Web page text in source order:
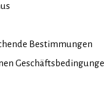
Bestimmungen